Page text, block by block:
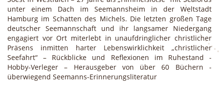
unter einem Dach im Seemannsheim in der Weltstadt
Hamburg im Schatten des Michels. Die letzten großen Tage
deutscher Seemannschaft und ihr langsamer Niedergang
engagiert vor Ort miterlebt in unaufdringlicher christlicher
Präsens inmitten harter Lebenswirklichkeit „christlicher
Seefahrt“ – Rückblicke und Reflexionen im Ruhestand -
Hobby-Verleger – Herausgeber von über 60 Büchern -
überwiegend Seemanns-Erinnerungsliteratur